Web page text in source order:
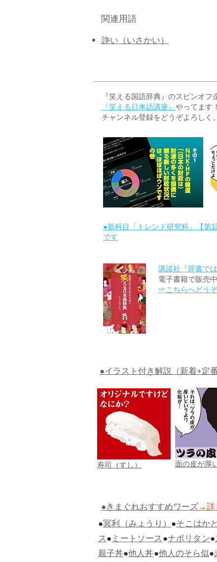
関連用語
諍い（いさかい）
『笑える国語辞典』のスピンオ
『笑える日本語講座』 やってます！
チャンネル登録をどうぞよろしく。
●新科目「トレンド研究科」【第
です
講談社『辞書で
電子書籍で販売中
☞こちらへどうぞ
●イラスト付き解説（新着+定
寿司（すし） 面の皮が厚
●きまぐれおすすめワーズ→詳
●冥利（みょうり）●そこはか
ス●ミートソース●ナポリタン●
親子丼●他人丼●他人のそら似●